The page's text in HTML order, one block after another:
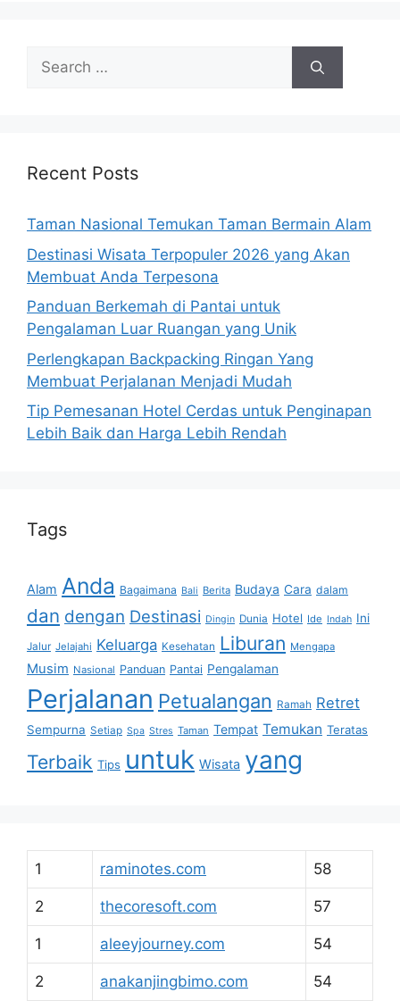
Search
for:
Recent Posts
Taman Nasional Temukan Taman Bermain Alam
Destinasi Wisata Terpopuler 2026 yang Akan
Membuat Anda Terpesona
Panduan Berkemah di Pantai untuk
Pengalaman Luar Ruangan yang Unik
Perlengkapan Backpacking Ringan Yang
Membuat Perjalanan Menjadi Mudah
Tip Pemesanan Hotel Cerdas untuk Penginapan
Lebih Baik dan Harga Lebih Rendah
Tags
Alam Anda Bagaimana Bali Berita Budaya Cara dalam
dan dengan Destinasi Dingin Dunia Hotel Ide Indah Ini
Jalur Jelajahi Keluarga Kesehatan Liburan Mengapa
Musim Nasional Panduan Pantai Pengalaman
Perjalanan Petualangan Ramah Retret
Sempurna Setiap Spa Stres Taman Tempat Temukan Teratas
Terbaik Tips untuk Wisata yang
1 raminotes.com 58
2 thecoresoft.com 57
1 aleeyjourney.com 54
2 anakanjingbimo.com 54